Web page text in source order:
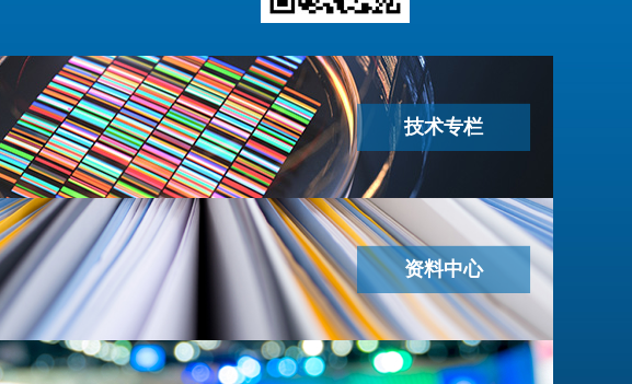
技术专栏
资料中心